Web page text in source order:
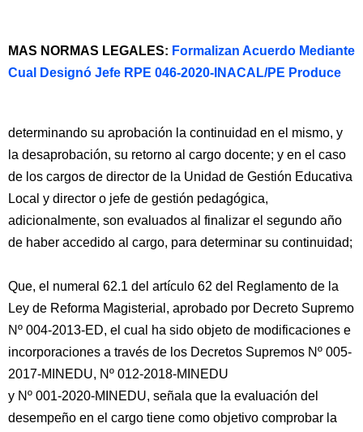
MAS NORMAS LEGALES: Formalizan Acuerdo Mediante
Cual Designó Jefe RPE 046-2020-INACAL/PE Produce
determinando su aprobación la continuidad en el mismo, y
la desaprobación, su retorno al cargo docente; y en el caso
de los cargos de director de la Unidad de Gestión Educativa
Local y director o jefe de gestión pedagógica,
adicionalmente, son evaluados al finalizar el segundo año
de haber accedido al cargo, para determinar su continuidad;
Que, el numeral 62.1 del artículo 62 del Reglamento de la
Ley de Reforma Magisterial, aprobado por Decreto Supremo
Nº 004-2013-ED, el cual ha sido objeto de modificaciones e
incorporaciones a través de los Decretos Supremos Nº 005-
2017-MINEDU, Nº 012-2018-MINEDU
y Nº 001-2020-MINEDU, señala que la evaluación del
desempeño en el cargo tiene como objetivo comprobar la